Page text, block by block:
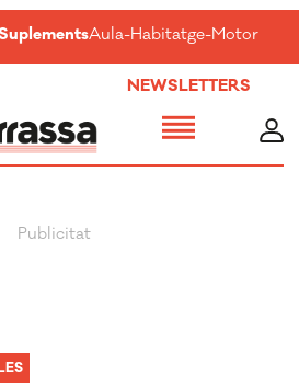
Aula-Habitatge-Motor-
NEWSLETTERS